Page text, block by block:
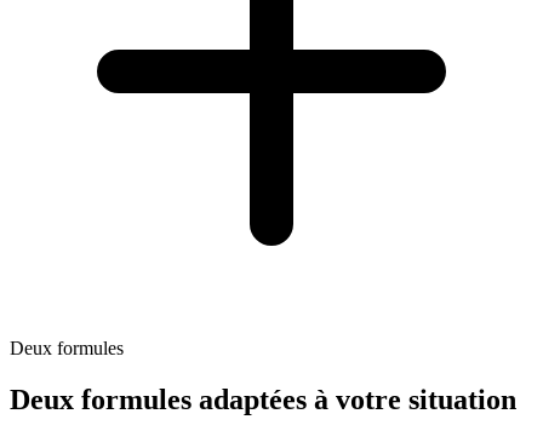
Deux formules
Deux formules adaptées à votre situation